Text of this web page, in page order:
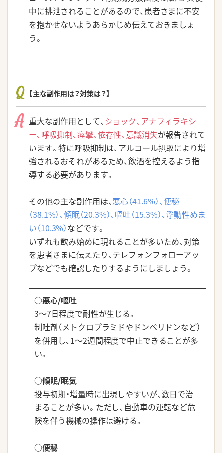
中に排泄されることがあるので、患者さまに不安
を抱かせないようあらかじめ伝えておきましょ
う。
Q 【主な副作用は？対策は？】
A 重大な副作用として、 ショック、アナフィラキシ
ー、呼吸抑制、痙攣、依存性、意識消失が報告されて
います。特に呼吸抑制は、アルコール摂取により増
強されるおそれがあるため、飲酒を控えるよう指
導する必要があります。
その他の主な副作用は、 悪心（41.6%）、便秘
（38.1%）、傾眠（20.3%）、嘔吐（15.3%）、浮動性めま
い（10.3%）などです。
いずれも飲み始めに現れることが多いため、対策
を患者さまに伝えたり、テレフォンフォローアッ
プなどでも確認したりするようにしましょう。
○悪心/嘔吐
3～7日程度で耐性が生じる。
制吐剤（メトクロプラミドやドンペリドンなど）
を併用し、1～2週間程度で中止できることが多
い。
○傾眠/眠気
投与初期・増量時に出現しやすいが、数日で治
まることが多い。ただし、自動車の運転など危
険を伴う機械の操作は避ける。
○便秘